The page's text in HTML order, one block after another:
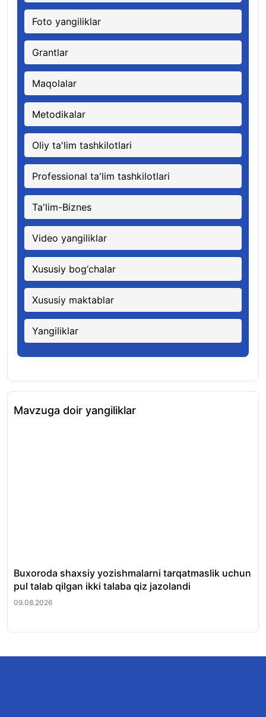
Foto yangiliklar
Grantlar
Maqolalar
Metodikalar
Oliy ta'lim tashkilotlari
Professional ta'lim tashkilotlari
Ta'lim-Biznes
Video yangiliklar
Xususiy bog‘chalar
Xususiy maktablar
Yangiliklar
Mavzuga doir yangiliklar
Buxoroda shaxsiy yozishmalarni tarqatmaslik uchun
pul talab qilgan ikki talaba qiz jazolandi
09.08.2026